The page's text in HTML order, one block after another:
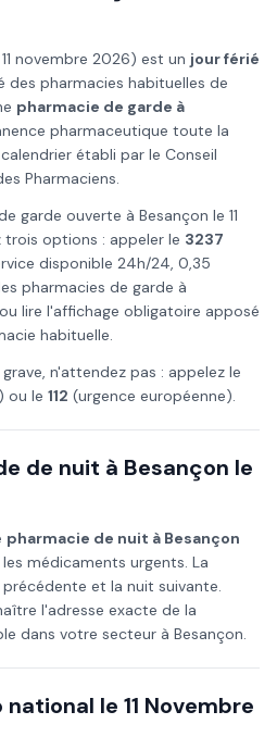
novembre 2026) est un jour férié
des pharmacies habituelles de
pharmacie de garde à
pharmaceutique toute la
établi par le Conseil
Pharmaciens.
garde ouverte à Besançon le 11
trois options : appeler le 3237
disponible 24h/24, 0,35
pharmacies de garde à
lire l'affichage obligatoire apposé
habituelle.
n'attendez pas : appelez le
ou le 112 (urgence européenne).
de nuit à Besançon le
pharmacie de nuit à Besançon
médicaments urgents. La
et la nuit suivante.
l'adresse exacte de la
dans votre secteur à Besançon.
national le 11 Novembre